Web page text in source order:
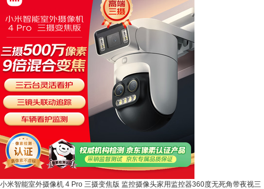
小米智能室外摄像机 4 Pro 三摄变焦版 监控摄像头家用监控器360度无死角带夜视三